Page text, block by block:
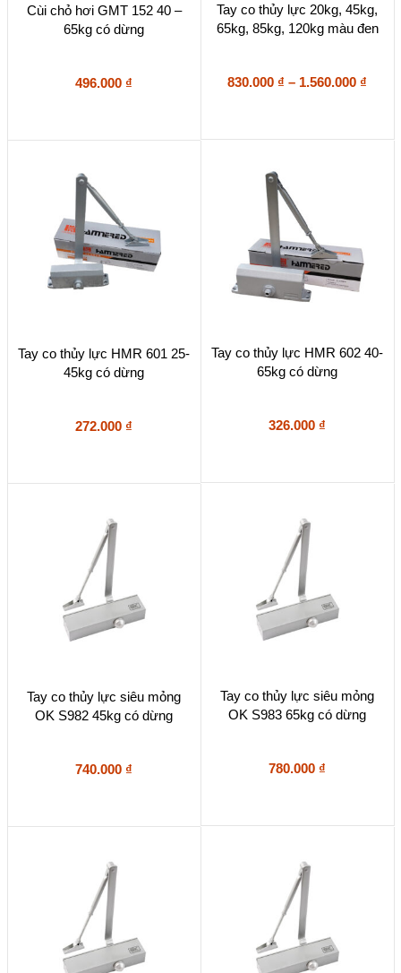
Cùi chỏ hơi GMT 152 40 –
65kg có dừng
496.000 ₫
phẩm
này
biến
phẩm
Tay co thủy lực 20kg, 45kg,
65kg, 85kg, 120kg màu đen
830.000 ₫ – 1.560.000 ₫
Tay co thủy lực HMR 601 25-
45kg có dừng
272.000 ₫
Tay co thủy lực HMR 602 40-
65kg có dừng
326.000 ₫
Tay co thủy lực siêu mỏng
OK S982 45kg có dừng
740.000 ₫
Tay co thủy lực siêu mỏng
OK S983 65kg có dừng
780.000 ₫